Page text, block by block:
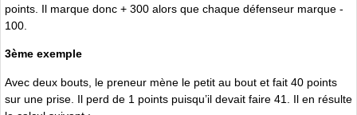
points. Il marque donc + 300 alors que chaque défenseur marque -
100.
3ème exemple
Avec deux bouts, le preneur mène le petit au bout et fait 40 points
sur une prise. Il perd de 1 points puisqu’il devait faire 41. Il en résulte